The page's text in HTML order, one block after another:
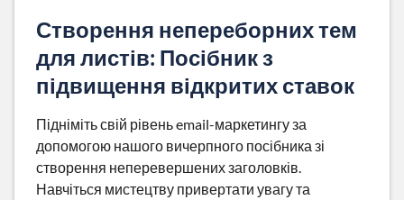
Створення непереборних тем
для листів: Посібник з
підвищення відкритих ставок
Підніміть свій рівень email-маркетингу за
допомогою нашого вичерпного посібника зі
створення неперевершених заголовків.
Навчіться мистецтву привертати увагу та